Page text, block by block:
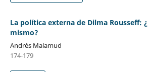
La política externa de Dilma Rousseff:
mismo?
Andrés Malamud
174-179